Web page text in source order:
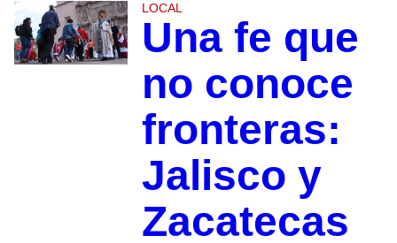
LOCAL
Una fe que
no conoce
fronteras:
Jalisco y
Zacatecas